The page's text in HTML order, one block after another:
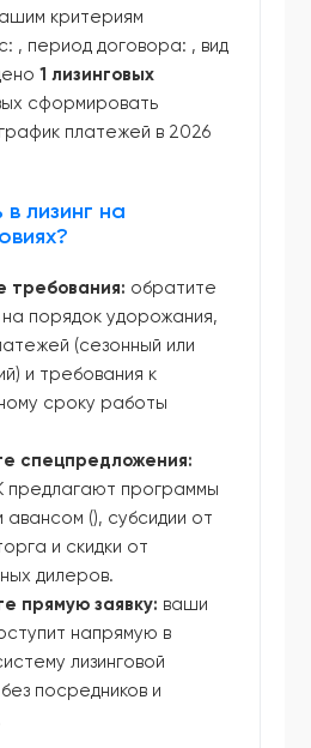
критериям
, период договора: , вид
1 лизинговых
сформировать
платежей в 2026
лизинг на
требования: обратите
порядок удорожания,
(сезонный или
и требования к
сроку работы
спецпредложения:
предлагают программы
авансом (), субсидии от
и скидки от
дилеров.
прямую заявку: ваши
напрямую в
лизинговой
посредников и